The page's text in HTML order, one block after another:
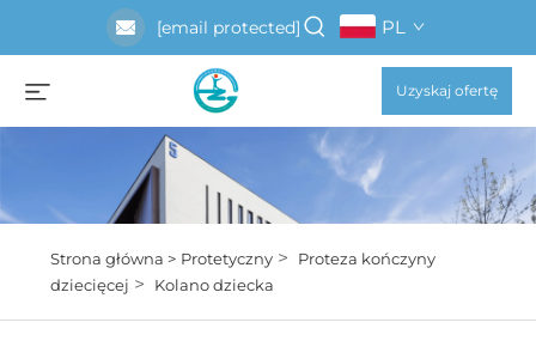
[email protected] PL
Uzyskaj ofertę
Strona główna > Protetyczny>
Proteza kończyny
dziecięcej > Kolano dziecka